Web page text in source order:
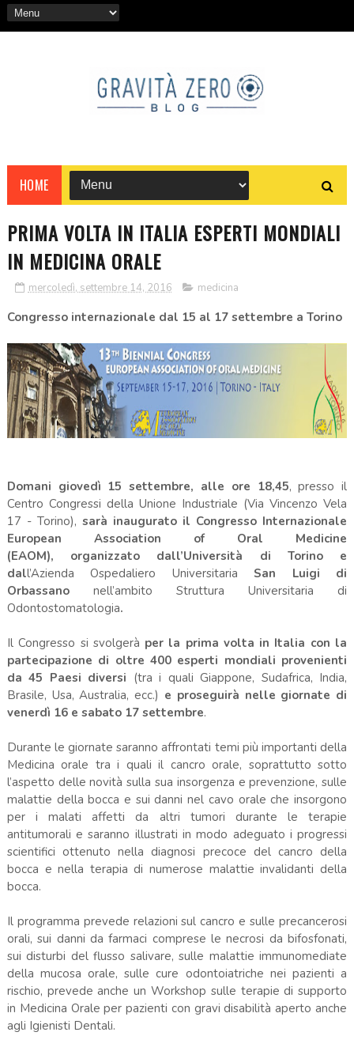
HOME
PRIMA VOLTA IN ITALIA ESPERTI MONDIALI
IN MEDICINA ORALE
mercoledì, settembre 14, 2016 medicina
Congresso internazionale dal 15 al 17 settembre a Torino
Domani giovedì 15 settembre, alle ore 18,45, presso il
Centro Congressi della Unione Industriale (Via Vincenzo Vela
17 - Torino), sarà inaugurato il Congresso Internazionale
European Association of Oral Medicine
(EAOM), organizzato dall’Università di Torino
e
dall’Azienda Ospedaliero Universitaria San Luigi di
Orbassanonell’ambito Struttura Universitaria di
Odontostomatologia.
Il Congresso si svolgerà per la prima volta in Italia con la
partecipazione di oltre 400 esperti mondiali provenienti
da 45 Paesi diversi (tra i quali Giappone, Sudafrica, India,
Brasile, Usa, Australia, ecc.) e proseguirà nelle giornate di
venerdì 16 e sabato 17 settembre.
Durante le giornate saranno affrontati temi più importanti della
Medicina orale tra i quali il cancro orale, soprattutto sotto
l’aspetto delle novità sulla sua insorgenza e prevenzione, sulle
malattie della bocca e sui danni nel cavo orale che insorgono
per i malati affetti da altri tumori durante le terapie
antitumorali e saranno illustrati in modo adeguato i progressi
scientifici ottenuto nella diagnosi precoce del cancro della
bocca e nella terapia di numerose malattie invalidanti della
bocca.
Il programma prevede relazioni sul cancro e sulle precancerosi
orali, sui danni da farmaci comprese le necrosi da bifosfonati,
sui disturbi del flusso salivare, sulle malattie immunomediate
della mucosa orale, sulle cure odontoiatriche nei pazienti a
rischio, prevede anche un Workshop sulle terapie di supporto
in Medicina Orale per pazienti con gravi disabilità aperto anche
agli Igienisti Dentali.